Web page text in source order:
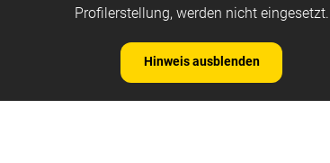
Profilerstellung, werden nicht eingesetzt.
Hinweis ausblenden